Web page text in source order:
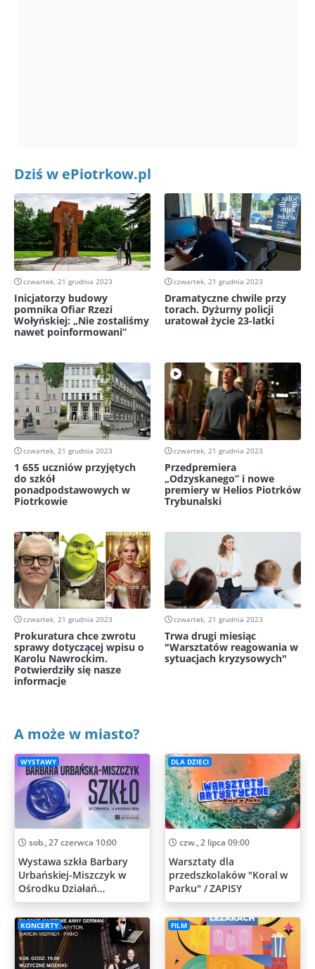
Dziś w ePiotrkow.pl
czwartek, 21 grudnia 2023
Inicjatorzy budowy
pomnika Ofiar Rzezi
Wołyńskiej: „Nie zostaliśmy
nawet poinformowani”
czwartek, 21 grudnia 2023
Dramatyczne chwile przy
torach. Dyżurny policji
uratował życie 23-latki
czwartek, 21 grudnia 2023
1 655 uczniów przyjętych
do szkół
ponadpodstawowych w
Piotrkowie
czwartek, 21 grudnia 2023
Przedpremiera
„Odzyskanego” i nowe
premiery w Helios Piotrków
Trybunalski
czwartek, 21 grudnia 2023
Prokuratura chce zwrotu
sprawy dotyczącej wpisu o
Karolu Nawrockim.
Potwierdziły się nasze
informacje
czwartek, 21 grudnia 2023
Trwa drugi miesiąc
"Warsztatów reagowania w
sytuacjach kryzysowych"
A może w miasto?
WYSTAWY
sob., 27 czerwca 10:00
Wystawa szkła Barbary
Urbańskiej-Miszczyk w
Ośrodku Działań
Artystycznych
DLA DZIECI
czw., 2 lipca 09:00
Warsztaty dla
przedszkolaków "Koral w
Parku" / ZAPISY
KONCERTY FILM